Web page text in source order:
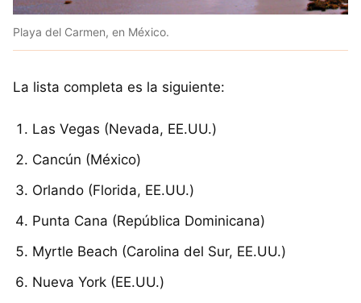
Playa del Carmen, en México.
La lista completa es la siguiente:
Las Vegas (Nevada, EE.UU.)
Cancún (México)
Orlando (Florida, EE.UU.)
Punta Cana (República Dominicana)
Myrtle Beach (Carolina del Sur, EE.UU.)
Nueva York (EE.UU.)